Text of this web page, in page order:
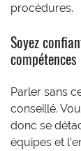
procédures.
Soyez
compétences
Parler sans
conseillé.
donc se
équipes et